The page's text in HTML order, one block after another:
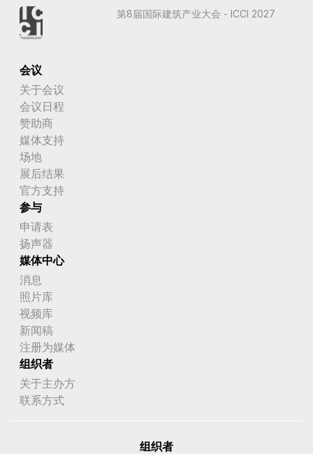
第8届国际建筑产业大会 - ICCI 2027
会议
关于会议
会议日程
赞助商
媒体支持
场地
展后结果
官方支持
参与
申请表
扬声器
媒体中心
消息
照片库
视频库
新闻稿
注册为媒体
组织者
关于主办方
联系方式
组织者